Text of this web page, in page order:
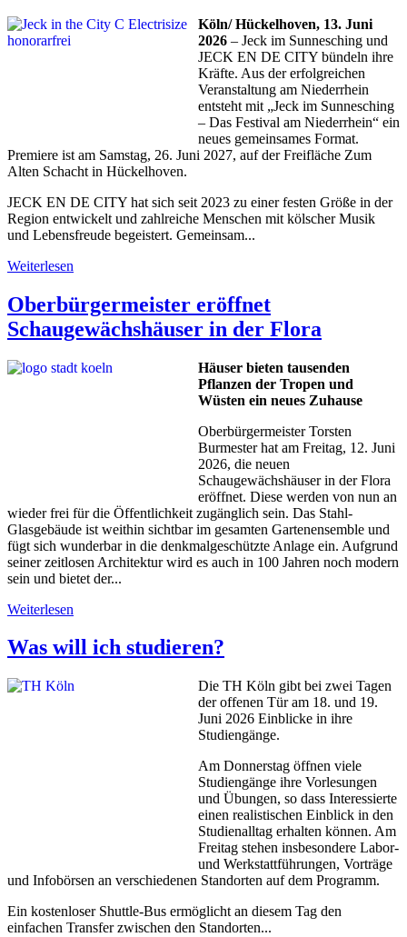
Köln/ Hückelhoven, 13. Juni
2026 – Jeck im Sunnesching und
JECK EN DE CITY bündeln ihre
Kräfte. Aus der erfolgreichen
Veranstaltung am Niederrhein
entsteht mit „Jeck im Sunnesching
– Das Festival am Niederrhein“ ein
neues gemeinsames Format.
Premiere ist am Samstag, 26. Juni 2027, auf der Freifläche Zum
Alten Schacht in Hückelhoven.
JECK EN DE CITY hat sich seit 2023 zu einer festen Größe in der
Region entwickelt und zahlreiche Menschen mit kölscher Musik
und Lebensfreude begeistert. Gemeinsam...
Weiterlesen
Oberbürgermeister eröffnet
Schaugewächshäuser in der Flora
Häuser bieten tausenden
Pflanzen der Tropen und
Wüsten ein neues Zuhause
Oberbürgermeister Torsten
Burmester hat am Freitag, 12. Juni
2026, die neuen
Schaugewächshäuser in der Flora
eröffnet. Diese werden von nun an
wieder frei für die Öffentlichkeit zugänglich sein. Das Stahl-
Glasgebäude ist weithin sichtbar im gesamten Gartenensemble und
fügt sich wunderbar in die denkmalgeschützte Anlage ein. Aufgrund
seiner zeitlosen Architektur wird es auch in 100 Jahren noch modern
sein und bietet der...
Weiterlesen
Was will ich studieren?
Die TH Köln gibt bei zwei Tagen
der offenen Tür am 18. und 19.
Juni 2026 Einblicke in ihre
Studiengänge.
Am Donnerstag öffnen viele
Studiengänge ihre Vorlesungen
und Übungen, so dass Interessierte
einen realistischen Einblick in den
Studienalltag erhalten können. Am
Freitag stehen insbesondere Labor-
und Werkstattführungen, Vorträge
und Infobörsen an verschiedenen Standorten auf dem Programm.
Ein kostenloser Shuttle-Bus ermöglicht an diesem Tag den
einfachen Transfer zwischen den Standorten...